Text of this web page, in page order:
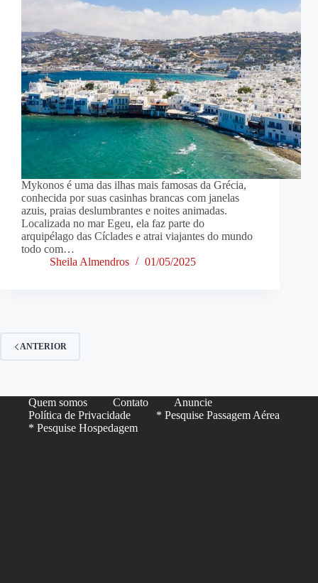
Mykonos é uma das ilhas mais famosas da Grécia,
conhecida por suas casinhas brancas com janelas
azuis, praias deslumbrantes e noites animadas.
Localizada no mar Egeu, ela faz parte do
arquipélago das Cíclades e atrai viajantes do mundo
todo com…
Sheila Almendros
01/05/2025
ANTERIOR
Quem somos Contato
Anuncie
Política de Privacidade
* Pesquise Passagem Aérea
* Pesquise Hospedagem